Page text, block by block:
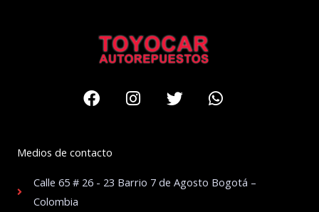
FacebookInstagram
TwitterWhatsapp
Medios de contacto
Calle 65 # 26 - 23 Barrio 7 de Agosto Bogotá –
Colombia